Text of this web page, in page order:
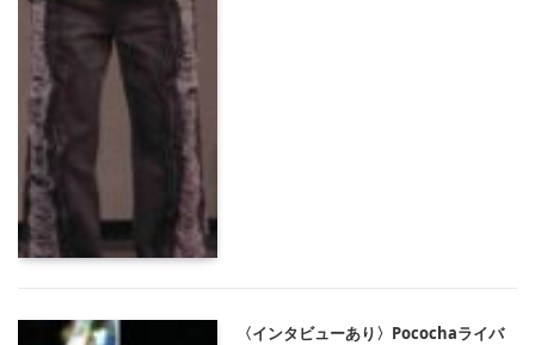
〈インタビューあり〉Pocochaライバ